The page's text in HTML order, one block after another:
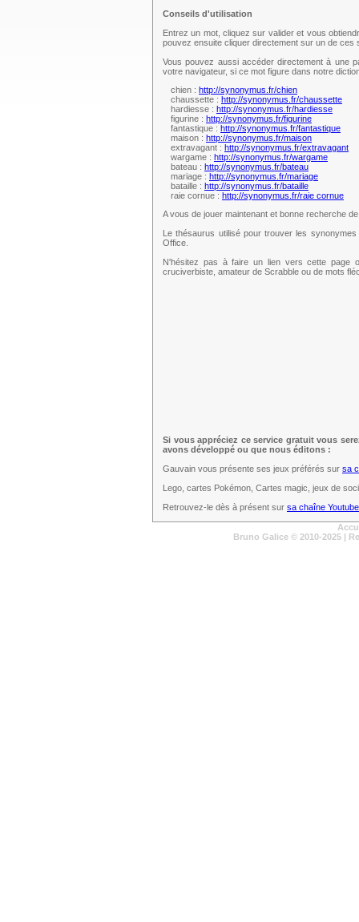
Conseils d'utilisation
Entrez un mot, cliquez sur valider et vous
pouvez ensuite cliquer directement sur un de
Vous pouvez aussi accéder directement à une
votre navigateur, si ce mot figure dans notre
chien : http://synonymus.fr/chien
chaussette : http://synonymus.fr/chaussette
hardiesse : http://synonymus.fr/hardiesse
figurine : http://synonymus.fr/figurine
fantastique : http://synonymus.fr/fantastique
maison : http://synonymus.fr/maison
extravagant : http://synonymus.fr/extravagant
wargame : http://synonymus.fr/wargame
bateau : http://synonymus.fr/bateau
mariage : http://synonymus.fr/mariage
bataille : http://synonymus.fr/bataille
raie cornue : http://synonymus.fr/raie cornue
A vous de jouer maintenant et bonne recherche
Le thésaurus utilisé pour trouver les
Office.
N'hésitez pas à faire un lien vers cette
cruciverbiste, amateur de Scrabble ou de mots
Si vous appréciez ce service gratuit vous
avons développé ou que nous éditons :
Gauvain vous présente ses jeux préférés sur sa
Lego, cartes Pokémon, Cartes magic, jeux de
Retrouvez-le dès à présent sur sa chaîne Youtube
Bruno Galice © 2010-2025 |